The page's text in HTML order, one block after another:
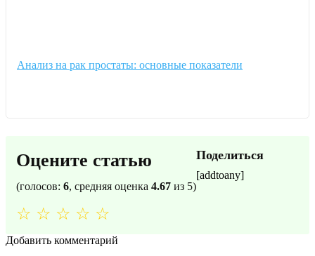
Анализ на рак простаты: основные показатели
Оцените статью
(голосов: 6, средняя оценка 4.67 из 5)
☆ ☆ ☆ ☆ ☆
Поделиться
[addtoany]
Добавить комментарий